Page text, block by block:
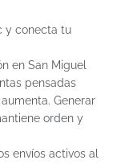
y conecta tu
en San Miguel
pensadas
Generar
orden y
envíos activos al